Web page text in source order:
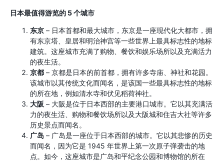
日本最值得游览的 5 个城市
东京 – 日本首都和最大城市，东京是一座现代化大都市，拥
有东京塔、皇居和明治神宫等一些世界上最具标志性的地标
建筑。这座城市充满了购物、餐饮和娱乐场所以及充满活力
的夜生活。
京都 – 京都是日本的前首都，拥有许多寺庙、神社和花园。
该城市以其传统文化而闻名，是该国一些最具标志性的地标
的所在地，例如清水寺和伏见稻荷神社。
大阪 – 大阪是位于日本西部的主要港口城市。它以其充满活
力的夜生活、购物和餐饮场所以及大阪城和住吉大社等许多
历史景点而闻名。
广岛 – 广岛是一座位于日本西部的城市。它以其悲惨的历史
而闻名，因为它是 1945 年世界上第一次原子弹袭击的地
点。如今，这座城市是广岛和平纪念公园和博物馆的所在